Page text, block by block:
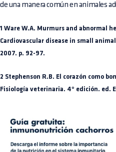
de una manera común en animales
1 Ware W.A. Murmurs and abnormal
Cardiovascular disease in small
2007. p. 92-97.
2 Stephenson R.B. El corazón como
Fisiología veterinaria. 4º edición. ed.